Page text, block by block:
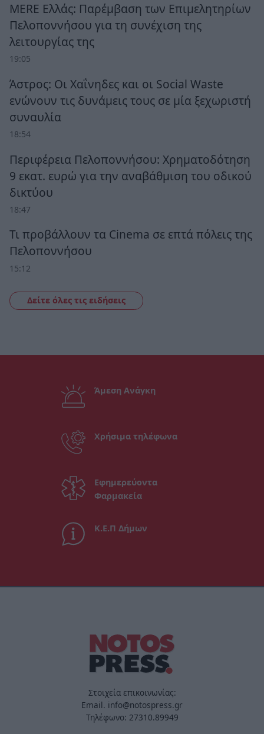
MERE Ελλάς: Παρέμβαση των Επιμελητηρίων
Πελοποννήσου για τη συνέχιση της
λειτουργίας της
19:05
Άστρος: Οι Χαΐνηδες και οι Social Waste
ενώνουν τις δυνάμεις τους σε μία ξεχωριστή
συναυλία
18:54
Περιφέρεια Πελοποννήσου: Χρηματοδότηση
9 εκατ. ευρώ για την αναβάθμιση του οδικού
δικτύου
18:47
Τι προβάλλουν τα Cinema σε επτά πόλεις της
Πελοποννήσου
15:12
Δείτε όλες τις ειδήσεις
Άμεση Ανάγκη
Χρήσιμα τηλέφωνα
Εφημερεύοντα
Φαρμακεία
Κ.Ε.Π Δήμων
Στοιχεία επικοινωνίας:
Email. info@notospress.gr
Τηλέφωνο: 27310.89949